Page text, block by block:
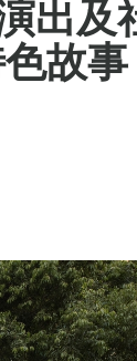
出及
故事